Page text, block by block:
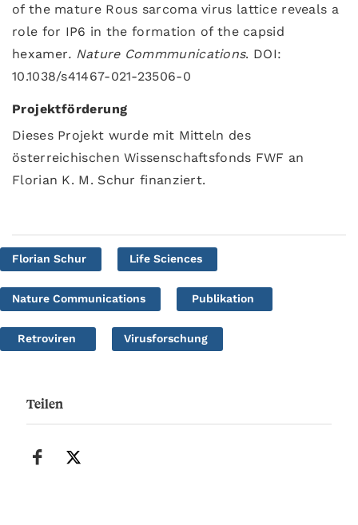
of the mature Rous sarcoma virus lattice reveals a
role for IP6 in the formation of the capsid
hexamer. Nature Commmunications. DOI:
10.1038/s41467-021-23506-0
Projektförderung
Dieses Projekt wurde mit Mitteln des
österreichischen Wissenschaftsfonds FWF an
Florian K. M. Schur finanziert.
Florian Schur Life Sciences
Nature Communications Publikation
Retroviren Virusforschung
Teilen